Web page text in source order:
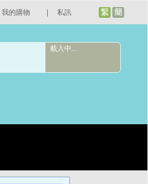
我的購物 私訊
載入中...